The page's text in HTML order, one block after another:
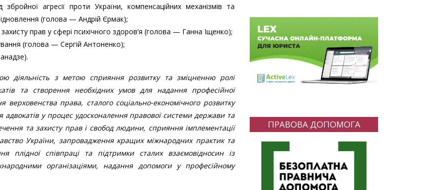
агресії проти України, компенсаційних механізмів та
(голова — Андрій Єрмак);
прав у сфері психічного здоров’я (голова — Ганна Іщенко);
(голова — Сергій Антоненко);
діяльність з метою сприяння розвитку та зміцненню ролі
та створення необхідних умов для надання професійної
права, сталого соціально-економічного розвитку
у процес удосконалення правової системи держави та
та захисту прав і свобод людини, сприяння імплементації
України, запровадження кращих міжнародних практик та
плідної співпраці та підтримки сталих взаємовідносин із
організаціями, надання допомоги у професійному
ПРАВОВА ДОПОМОГА